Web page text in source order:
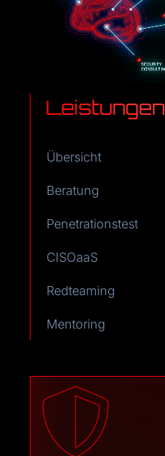
Leistungen
Übersicht
Beratung
Penetrationstest
CISOaaS
Redteaming
Mentoring